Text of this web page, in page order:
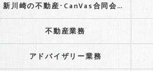
新川崎の不動産･CanVas合同会社のお客様の声
不動産業務
アドバイザリー業務